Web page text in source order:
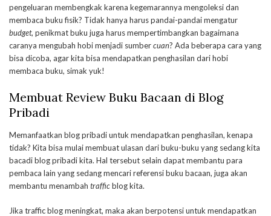
pengeluaran membengkak karena kegemarannya mengoleksi dan
membaca buku fisik? Tidak hanya harus pandai-pandai mengatur
budget, penikmat buku juga harus mempertimbangkan bagaimana
caranya mengubah hobi menjadi sumbercuan? Ada beberapa cara yang
bisa dicoba, agar kita bisa mendapatkan penghasilan dari hobi
membaca buku, simak yuk!
Membuat Review Buku Bacaan di Blog
Pribadi
Memanfaatkan blog pribadi untuk mendapatkan penghasilan, kenapa
tidak? Kita bisa mulai membuat ulasan dari buku-buku yang sedang kita
bacadi blog pribadi kita. Hal tersebut selain dapat membantu para
pembaca lain yang sedang mencari referensi buku bacaan, juga akan
membantu menambah trafficblog kita.
Jika traffic blog meningkat, maka akan berpotensi untuk mendapatkan